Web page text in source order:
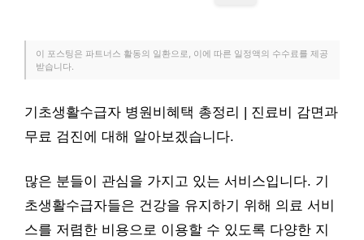
이 포스팅은 파트너스 활동의 일환으로, 이에 따른 일정액의 수수료를 제공
받습니다.
기초생활수급자 병원비혜택 총정리 | 진료비 감면과
무료 검진에 대해 알아보겠습니다.
많은 분들이 관심을 가지고 있는 서비스입니다. 기
초생활수급자들은 건강을 유지하기 위해 의료 서비
스를 저렴한 비용으로 이용할 수 있도록 다양한 지